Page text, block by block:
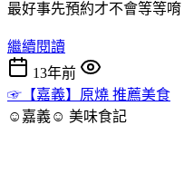
最好事先預約才不會等等唷
繼續閱讀
13年前
☞【嘉義】原燒 推薦美食
☺嘉義☺ 美味食記